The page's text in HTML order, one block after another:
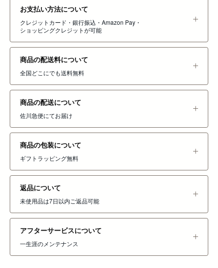
お支払い方法について
クレジットカード・銀行振込・Amazon Pay・
ショッピングクレジットが可能
商品の配送料について
全国どこにでも送料無料
商品の配送について
佐川急便にてお届け
商品の包装について
ギフトラッピング無料
返品について
未使用品は7日以内ご返品可能
アフターサービスについて
一生涯のメンテナンス